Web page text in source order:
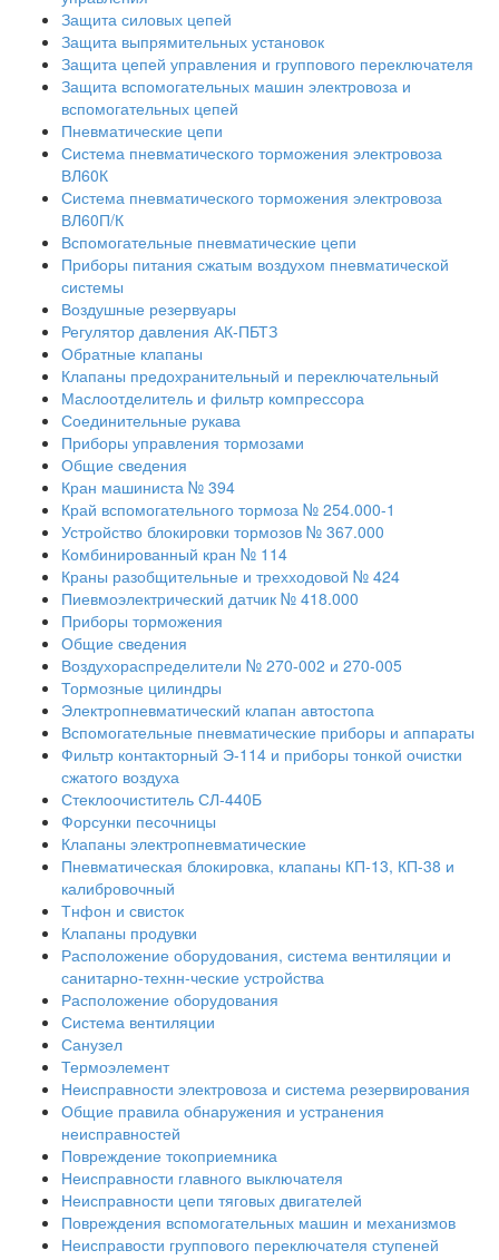
Защита силовых цепей
Защита выпрямительных установок
Защита цепей управления и группового переключателя
Защита вспомогательных машин электровоза и
вспомогательных цепей
Пневматические цепи
Система пневматического торможения электровоза
ВЛ60К
Система пневматического торможения электровоза
ВЛ60П/К
Вспомогательные пневматические цепи
Приборы питания сжатым воздухом пневматической
системы
Воздушные резервуары
Регулятор давления АК-ПБТЗ
Обратные клапаны
Клапаны предохранительный и переключательный
Маслоотделитель и фильтр компрессора
Соединительные рукава
Приборы управления тормозами
Общие сведения
Кран машиниста № 394
Край вспомогательного тормоза № 254.000-1
Устройство блокировки тормозов № 367.000
Комбинированный кран № 114
Краны разобщительные и трехходовой № 424
Пиевмоэлектрический датчик № 418.000
Приборы торможения
Общие сведения
Воздухораспределители № 270-002 и 270-005
Тормозные цилиндры
Электропневматический клапан автостопа
Вспомогательные пневматические приборы и аппараты
Фильтр контакторный Э-114 и приборы тонкой очистки
сжатого воздуха
Стеклоочиститель СЛ-440Б
Форсунки песочницы
Клапаны электропневматические
Пневматическая блокировка, клапаны КП-13, КП-38 и
калибровочный
Тнфон и свисток
Клапаны продувки
Расположение оборудования, система вентиляции и
санитарно-технн-ческие устройства
Расположение оборудования
Система вентиляции
Санузел
Термоэлемент
Неисправности электровоза и система резервирования
Общие правила обнаружения и устранения
неисправностей
Повреждение токоприемника
Неисправности главного выключателя
Неисправности цепи тяговых двигателей
Повреждения вспомогательных машин и механизмов
Неисправости группового переключателя ступеней